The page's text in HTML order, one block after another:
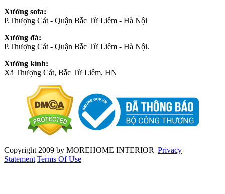
Xưởng sofa:
P.Thượng Cát - Quận Bắc Từ Liêm - Hà Nội
Xưởng đá:
P.Thượng Cát - Quận Bắc Từ Liêm - Hà Nội.
Xưởng kính:
Xã Thượng Cát, Bắc Từ Liêm, HN
Copyright 2009 by MOREHOME INTERIOR |Privacy
Statement|Terms Of Use